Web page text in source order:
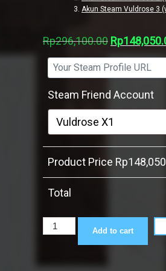
Akun Steam Vuldrose 3
Rp296,100.00 Original
price
was:
Rp
Steam Friend Account
Product Price Rp
Total
Rust
quantity
Add to cart